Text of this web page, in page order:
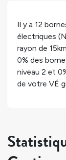
Il y a 12
électriques
rayon de
0% des
niveau 2 et
de votre VÉ